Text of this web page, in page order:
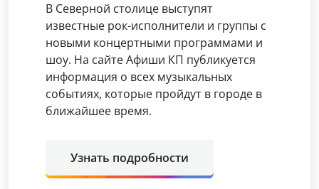
В Северной столице выступят
известные рок-исполнители и группы с
новыми концертными программами и
шоу. На сайте Афиши КП публикуется
информация о всех музыкальных
событиях, которые пройдут в городе в
ближайшее время.
Узнать подробности